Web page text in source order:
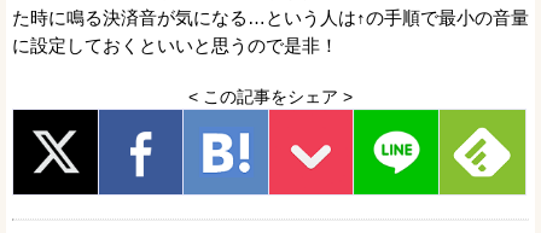
た時に鳴る決済音が気になる…という人は↑の手順で最小の音量
に設定しておくといいと思うので是非！
< この記事をシェア >